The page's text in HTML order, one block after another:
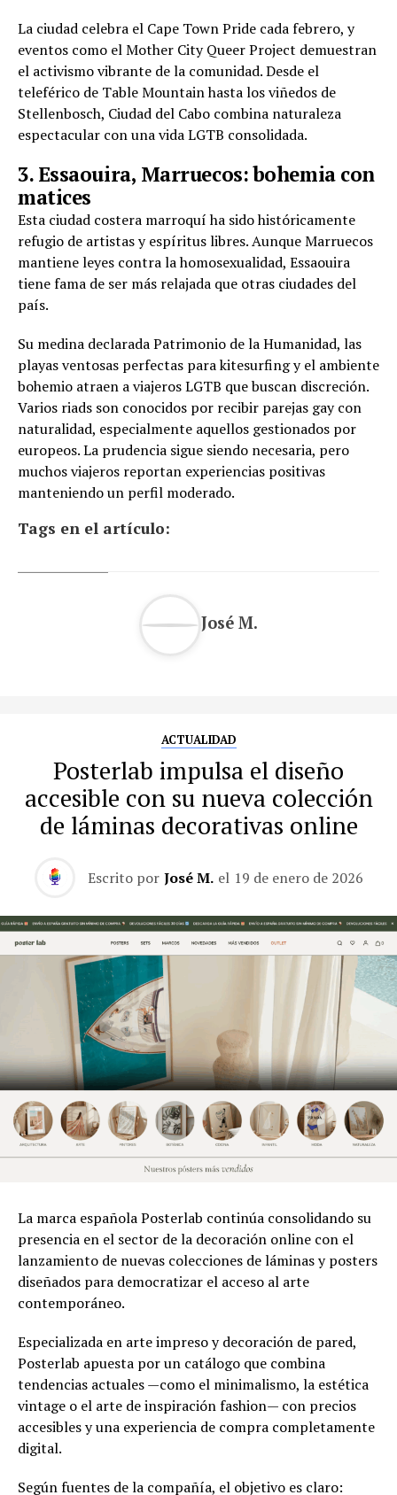
La ciudad celebra el Cape Town Pride cada febrero, y
eventos como el Mother City Queer Project demuestran
el activismo vibrante de la comunidad. Desde el
teleférico de Table Mountain hasta los viñedos de
Stellenbosch, Ciudad del Cabo combina naturaleza
espectacular con una vida LGTB consolidada.
3. Essaouira, Marruecos: bohemia con
matices
Esta ciudad costera marroquí ha sido históricamente
refugio de artistas y espíritus libres. Aunque Marruecos
mantiene leyes contra la homosexualidad, Essaouira
tiene fama de ser más relajada que otras ciudades del
país.
Su medina declarada Patrimonio de la Humanidad, las
playas ventosas perfectas para kitesurfing y el ambiente
bohemio atraen a viajeros LGTB que buscan discreción.
Varios riads son conocidos por recibir parejas gay con
naturalidad, especialmente aquellos gestionados por
europeos. La prudencia sigue siendo necesaria, pero
muchos viajeros reportan experiencias positivas
manteniendo un perfil moderado.
Tags en el artículo:
José M.
ACTUALIDAD
Posterlab impulsa el diseño
accesible con su nueva colección
de láminas decorativas online
Escrito por José M. el 19 de enero de 2026
La marca española Posterlab continúa consolidando su
presencia en el sector de la decoración online con el
lanzamiento de nuevas colecciones de láminas y posters
diseñados para democratizar el acceso al arte
contemporáneo.
Especializada en arte impreso y decoración de pared,
Posterlab apuesta por un catálogo que combina
tendencias actuales —como el minimalismo, la estética
vintage o el arte de inspiración fashion— con precios
accesibles y una experiencia de compra completamente
digital.
Según fuentes de la compañía, el objetivo es claro: